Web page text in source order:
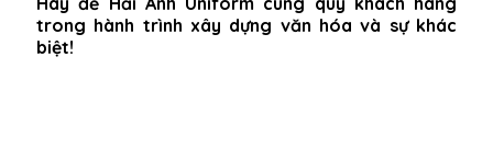
trong hành trình xây dựng văn hóa và sự khác
biệt!